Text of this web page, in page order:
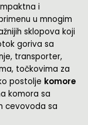
i
u mnogim
sklopova koji
goriva sa
transporter,
točkovima za
postolje komore
komora sa
cevovoda sa